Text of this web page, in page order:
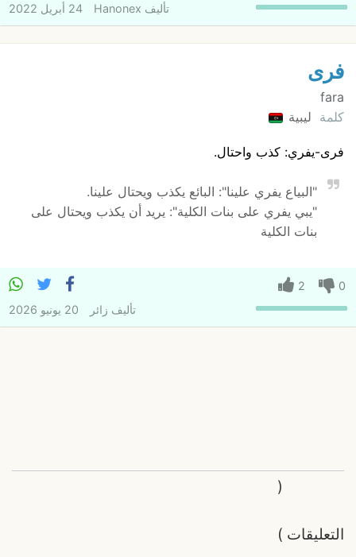
تأليف Hanonex 24 أبريل 2022
فرى
fara
كلمة ليبية
فرى-يفري: كذب واحتال.
"البياع يفري علينا": البائع يكذب ويحتال علينا.
"يبي يفري على بنات الكلية": يريد أن يكذب ويحتال على
بنات الكلية
0
2
تأليف زائر 20 يونيو 2026
التعليقات
(
)